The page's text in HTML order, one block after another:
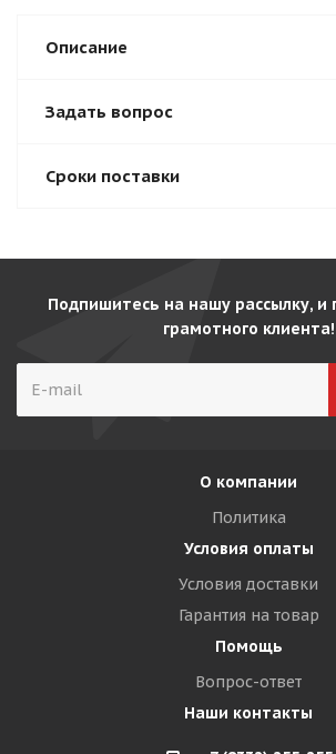
Описание
Задать вопрос
Сроки поставки
Подпишитесь на нашу рассылку, и
грамотного клиента!
О компании
Политика
Условия оплаты
Условия доставки
Гарантия на товар
Помощь
Вопрос-ответ
Наши контакты